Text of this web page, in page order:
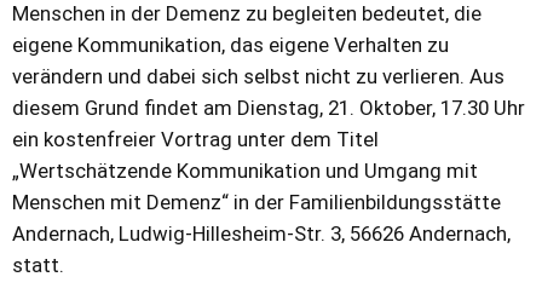
Menschen in der Demenz zu begleiten bedeutet, die
eigene Kommunikation, das eigene Verhalten zu
verändern und dabei sich selbst nicht zu verlieren. Aus
diesem Grund findet am Dienstag, 21. Oktober, 17.30 Uhr
ein kostenfreier Vortrag unter dem Titel
„Wertschätzende Kommunikation und Umgang mit
Menschen mit Demenz“ in der Familienbildungsstätte
Andernach, Ludwig-Hillesheim-Str. 3, 56626 Andernach,
statt.